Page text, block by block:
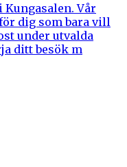
Vår
dig som bara vill
under utvalda
ditt besök m